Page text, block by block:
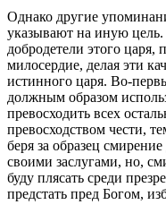
Однако другие
указывают на иную цель.
добродетели этого царя,
милосердие, делая эти
истинного царя. Во-
должным образом
превосходить всех
превосходством чести,
беря за образец
своими заслугами, но,
буду плясать среди
предстать пред Богом,